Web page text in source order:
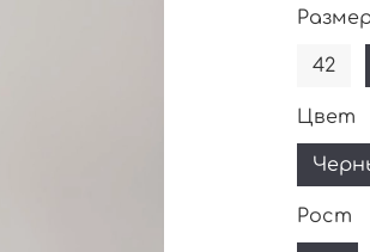
42
Цвет
Рост